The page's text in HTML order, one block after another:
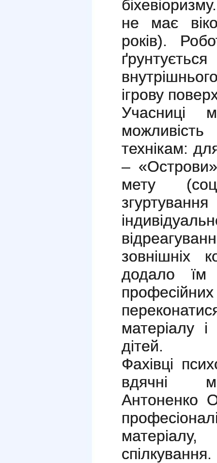
не має
років).
ігрову
Учасниці
технікам:
–
мету
зовнішніх
додало їм
матеріалу
дітей.
Фахівці
вдячні
Антоненко
спілкування.